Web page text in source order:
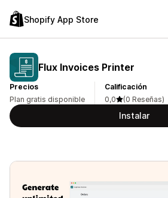
Shopify App Store
Flux Invoices Printer
Precios
Plan gratis disponible
Calificación
0,0
(0 Reseñas)
Instalar